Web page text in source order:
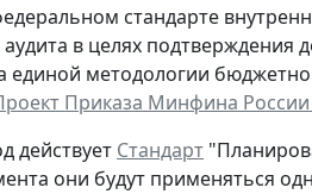
стандарте
в целях подтверждения
единой методологии
Приказа Минфина России
действует Стандарт
они будут применяться